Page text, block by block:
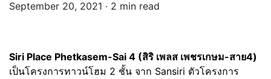
September 20, 2021 · 2 min read
Siri Place Phetkasem-Sai 4 (สิริ เพลส เพชรเกษม-สาย4)
เป็นโครงการทาวน์โฮม 2 ชั้น จาก Sansiri ตัวโครงการ